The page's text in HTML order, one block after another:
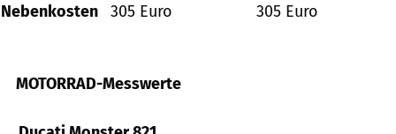
Nebenkosten
305 Euro 305 Euro
MOTORRAD-Messwerte